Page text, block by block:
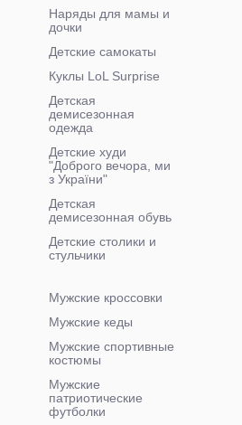
Наряды для мамы и
дочки
Детские самокаты
Куклы LoL Surprise
Детская
демисезонная
одежда
Детские худи
"Доброго вечора, ми
з України"
Детская
демисезонная обувь
Детские столики и
стульчики
Мужские кроссовки
Мужские кеды
Мужские спортивные
костюмы
Мужские
патриотические
футболки